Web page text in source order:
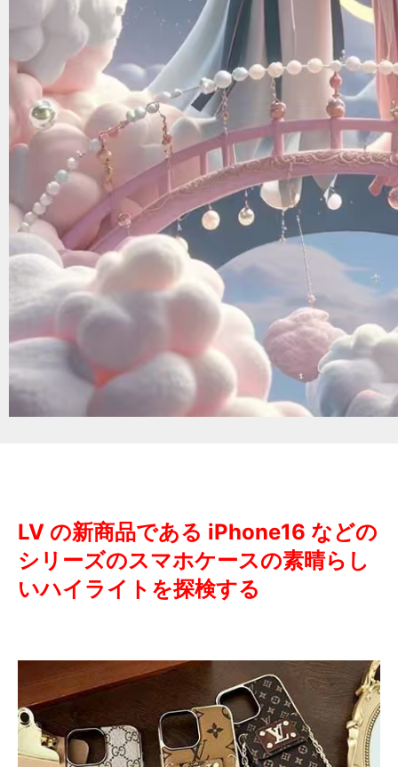
LV の新商品である iPhone16 などの
シリーズのスマホケースの素晴らし
いハイライトを探検する